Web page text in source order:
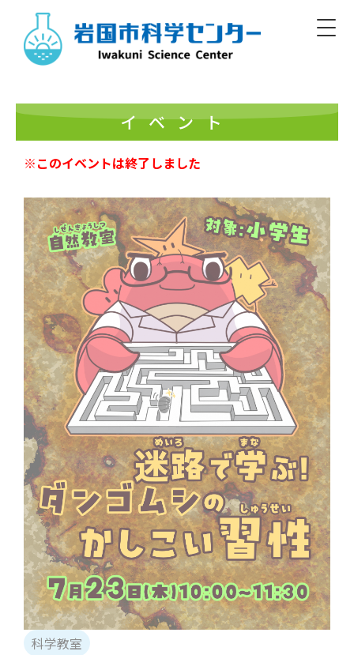
content
開館／9:00～17:00 休館／毎週月曜
文字 標準 大 色 白 黒
イベント
※このイベントは終了しました
科学教室